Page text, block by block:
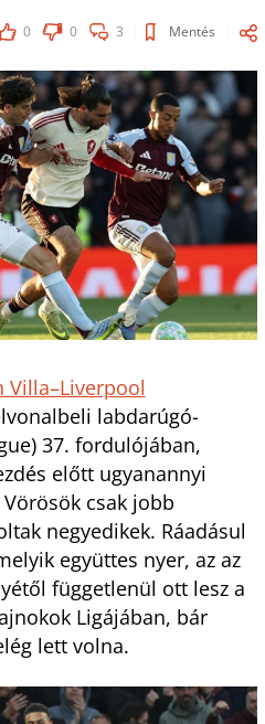
0 0 3 Mentés
Villa–Liverpool
labdarúgó-
37. fordulójában,
előtt ugyanannyi
csak jobb
negyedikek. Ráadásul
együttes nyer, az az
függetlenül ott lesz a
Ligájában, bár
lett volna.